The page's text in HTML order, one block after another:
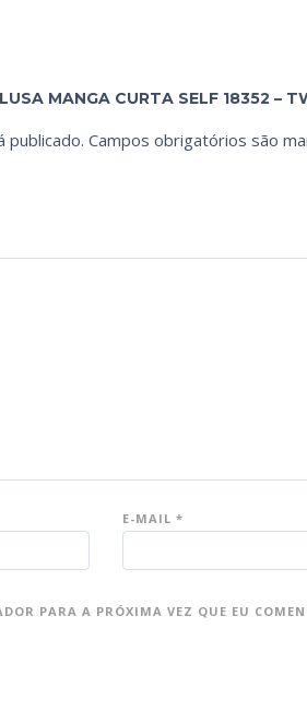
MANGA CURTA SELF 18352 –
publicado. Campos obrigatórios são
E-MAIL *
PARA A PRÓXIMA VEZ QUE EU